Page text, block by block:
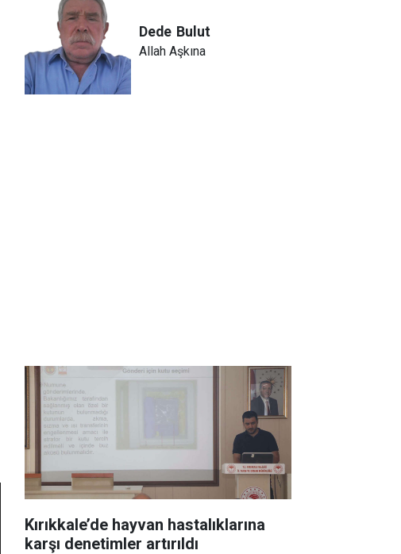
Dede Bulut
Allah Aşkına
Kırıkkale’de hayvan hastalıklarına
karşı denetimler artırıldı